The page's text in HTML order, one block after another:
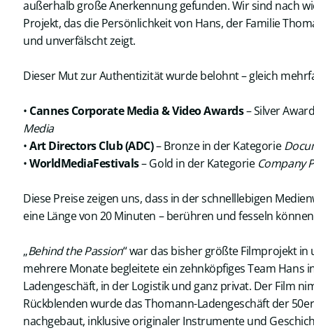
außerhalb große Anerkennung gefunden. Wir sind nach
Projekt, das die Persönlichkeit von Hans, der Familie
und unverfälscht zeigt.
Dieser Mut zur Authentizität wurde belohnt – gleich
• Cannes Corporate Media & Video Awards– Silver
Media
•Art Directors Club (ADC)– Bronze in der Kategorie
•WorldMediaFestivals– Gold in der Kategorie Company
Diese Preise zeigen uns, dass in der schnelllebigen
eine Länge von 20 Minuten – berühren und fesseln
„Behind the Passion“ war das bisher größte Filmprojekt
mehrere Monate begleitete ein zehnköpfiges Team Hans
Ladengeschäft, in der Logistik und ganz privat. Der Film
Rückblenden wurde das Thomann-Ladengeschäft der
nachgebaut, inklusive originaler Instrumente und